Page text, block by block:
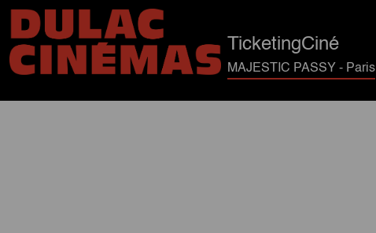
TicketingCiné
MAJESTIC PASSY - Paris